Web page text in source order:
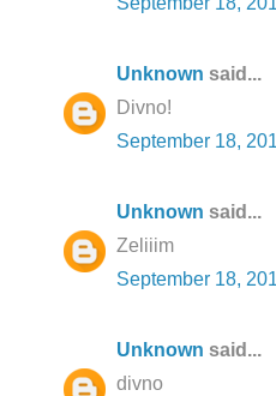
Unknown said...
Divno!
September 18,
Unknown said...
Zeliiim
September 18,
Unknown said...
divno